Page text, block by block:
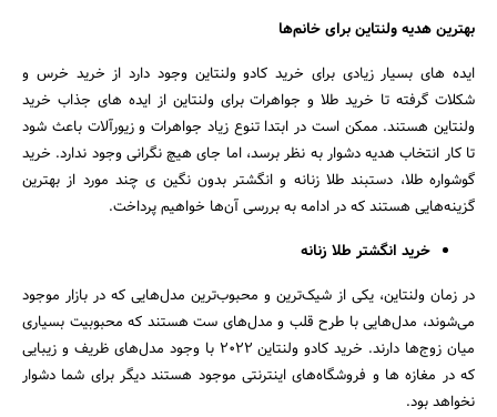
بهترین هدیه ولنتاین برای خانم‌ها
ایده های بسیار زیادی برای خرید کادو ولنتاین وجود دارد از خرید خرس و
شکلات گرفته تا خرید طلا و جواهرات برای ولنتاین از ایده های جذاب خرید
ولنتاین هستند. ممکن است در ابتدا تنوع زیاد جواهرات و زیورآلات باعث شود
تا کار انتخاب هدیه دشوار به نظر برسد، اما جای هیچ نگرانی وجود ندارد. خرید
گوشواره طلا، دستبند طلا زنانه و انگشتر بدون نگین ی چند مورد از بهترین
گزینه‌هایی هستند که در ادامه به بررسی آن‌ها خواهیم پرداخت.
خرید انگشتر طلا زنانه
در زمان ولنتاین، یکی از شیک‌ترین و محبوب‌ترین مدل‌هایی که در بازار موجود
می‌شوند، مدل‌هایی با طرح قلب و مدل‌های ست هستند که محبوبیت بسیاری
میان زوج‌ها دارند. خرید کادو ولنتاین 2022 با وجود مدل‌های ظریف و زیبایی
که در مغازه ‎ها و فروشگاه‌های اینترنتی موجود هستند دیگر برای شما دشوار
نخواهد بود.